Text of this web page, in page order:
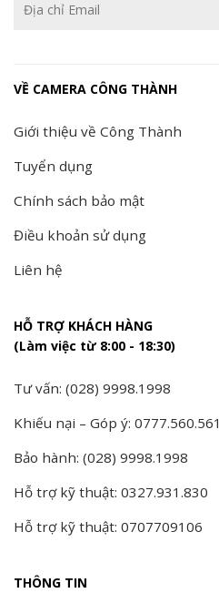
VỀ CAMERA CÔNG THÀNH
Giới thiệu về Công Thành
Tuyển dụng
Chính sách bảo mật
Điều khoản sử dụng
Liên hệ
HỖ TRỢ KHÁCH HÀNG
(Làm việc từ 8:00 - 18:30)
Tư vấn: (028) 9998.1998
Khiếu nại – Góp ý: 0777.560.561
Bảo hành: (028) 9998.1998
Hỗ trợ kỹ thuật: 0327.931.830
Hỗ trợ kỹ thuật: 0707709106
THÔNG TIN